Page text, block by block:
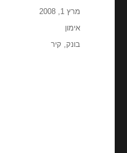
פורסם
מרץ 1, 2008
קטגוריות
אימון
תגיות
בונק, קיר